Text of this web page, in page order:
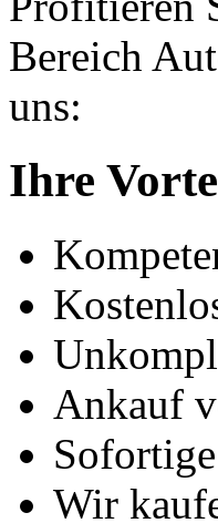
Bereich
uns:
Ihre
Ankauf
Wir